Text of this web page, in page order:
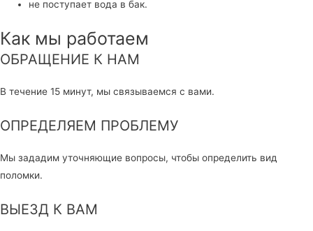
не поступает вода в бак.
Как мы работаем
ОБРАЩЕНИЕ К НАМ
В течение 15 минут, мы связываемся с вами.
ОПРЕДЕЛЯЕМ ПРОБЛЕМУ
Мы зададим уточняющие вопросы, чтобы определить вид
поломки.
ВЫЕЗД К ВАМ